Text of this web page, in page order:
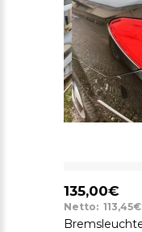
135,00€
Netto: 113,45€